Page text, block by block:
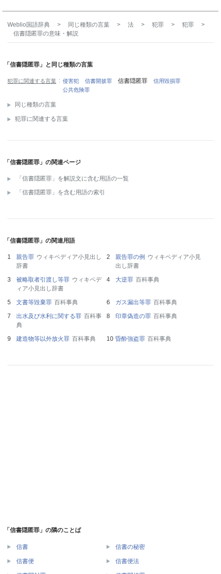
Weblio国語辞典 > 同じ種類の言葉 > 法 > 犯罪 > 犯罪
>
信書隠匿罪の意味・解説
「信書隠匿罪」と同じ種類の言葉
犯罪に関連する言葉 侵害犯 信書開披罪 信書隠匿罪
信用毀損罪
公共危険罪
同じ種類の言葉
犯罪に関連する言葉
「信書隠匿罪」の関連ページ
「信書隠匿罪」を解説文に含む用語の一覧
「信書隠匿罪」を含む用語の索引
「信書隠匿罪」の関連用語
親告罪 ウィキペディア小見出し
辞書
親告罪の例 ウィキペディア小見
出し辞書
被略取者引渡し等罪 ウィキペデ
ィア小見出し辞書
大逆罪 百科事典
文書等毀棄罪 百科事典 ガス漏出等罪 百科事典
出水及び水利に関する罪 百科事
典
印章偽造の罪 百科事典
建造物等以外放火罪 百科事典 昏酔強盗罪 百科事典
「信書隠匿罪」の隣のことば
信書 信書の秘密
信書便 信書便法